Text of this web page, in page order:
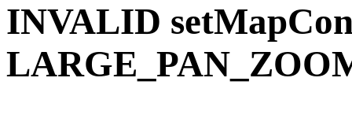
INVALID